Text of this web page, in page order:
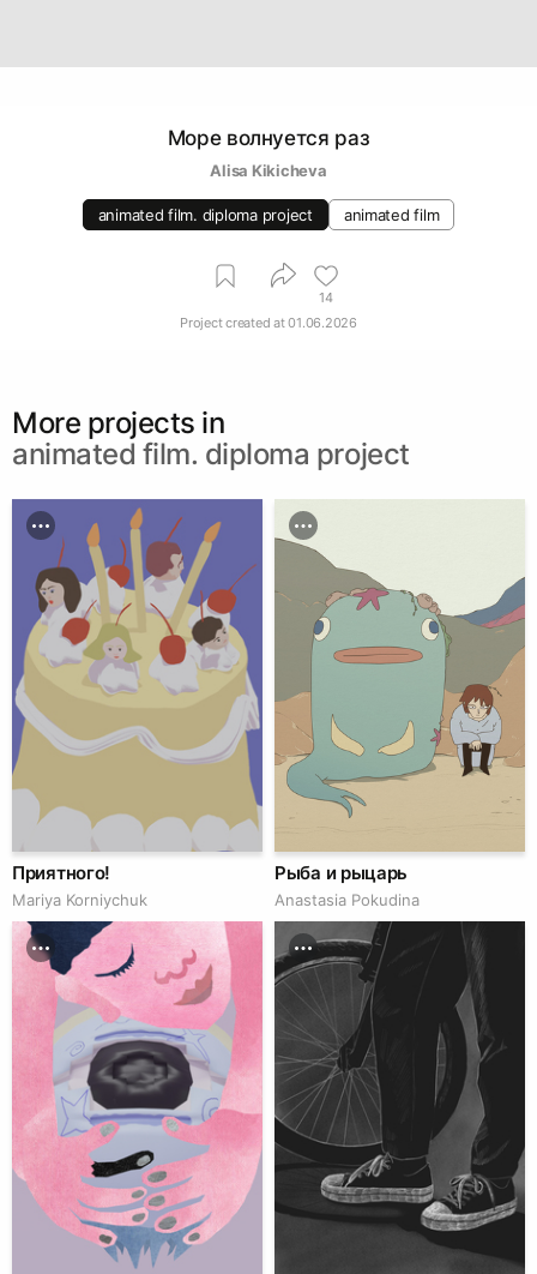
Море волнуется раз
Alisa Kikicheva
animated film. diploma project animated film
14
Project created at01.06.2026
More projects in
animated film. diploma project
Приятного!
Mariya Korniychuk
Рыба и рыцарь
Anastasia Pokudina